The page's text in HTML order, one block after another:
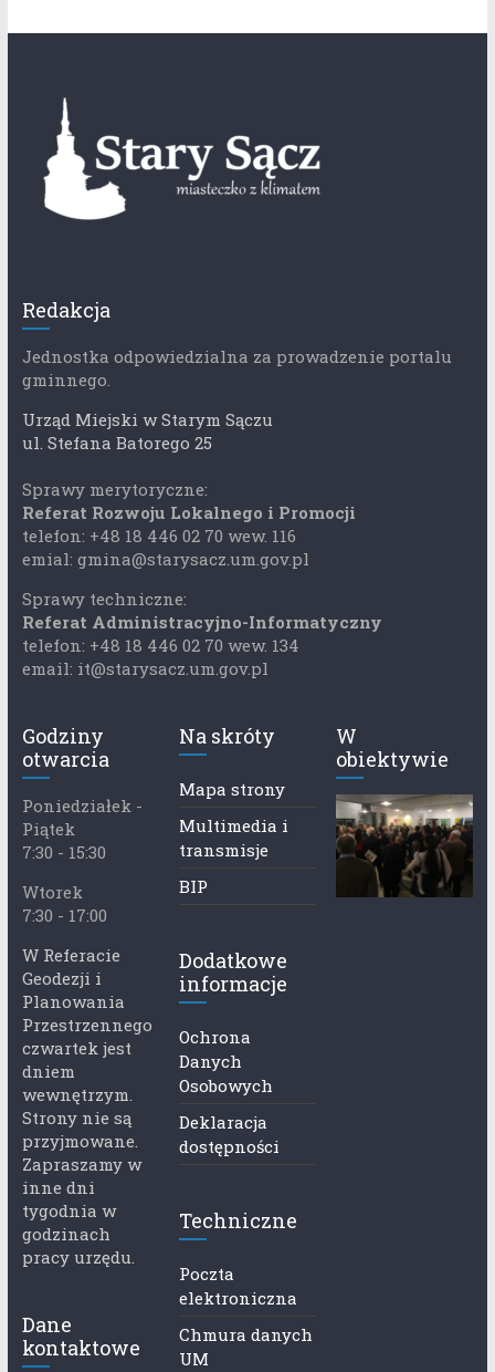
Redakcja
Jednostka odpowiedzialna za prowadzenie portalu
gminnego.
Urząd Miejski w Starym Sączu
ul. Stefana Batorego 25
Sprawy merytoryczne:
Referat Rozwoju Lokalnego i Promocji
telefon: +48 18 446 02 70 wew. 116
emial: gmina@starysacz.um.gov.pl
Sprawy techniczne:
Referat Administracyjno-Informatyczny
telefon: +48 18 446 02 70 wew. 134
email: it@starysacz.um.gov.pl
Godziny
otwarcia
Poniedziałek -
Piątek
7:30 - 15:30
Wtorek
7:30 - 17:00
W Referacie
Geodezji i
Planowania
Przestrzennego
czwartek jest
dniem
wewnętrzym.
Strony nie są
przyjmowane.
Zapraszamy w
inne dni
tygodnia w
godzinach
pracy urzędu.
Dane
kontaktowe
Na skróty
Mapa strony
Multimedia i
transmisje
BIP
Dodatkowe
informacje
Ochrona
Danych
Osobowych
Deklaracja
dostępności
Techniczne
Poczta
elektroniczna
Chmura danych
UM
W
obiektywie